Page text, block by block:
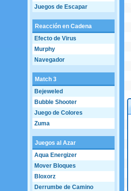
Juegos de Escapar
Reacción en Cadena
Efecto de Virus
Murphy
Navegador
Match 3
Bejeweled
Bubble Shooter
Juego de Colores
Zuma
Juegos al Azar
Aqua Energizer
Mover Bloques
Bloxorz
Derrumbe de Camino